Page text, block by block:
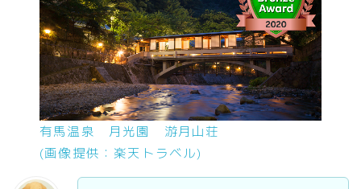
有馬温泉 月光園 游月山荘
(画像提供：楽天トラベル)